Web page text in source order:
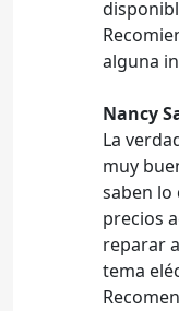
alguna
Nancy
La
muy
saben lo
precios
reparar
tema